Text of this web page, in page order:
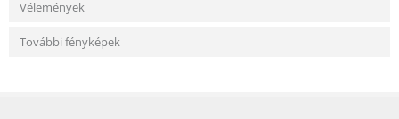
Vélemények
További fényképek